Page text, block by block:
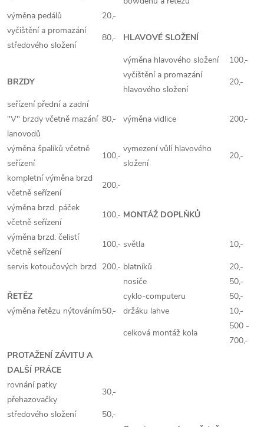
výměna pedálů
20,-
vyčištění a promazání
středového složení
80,-
HLAVOVÉ SLOŽENÍ
výměna hlavového složení
100,-
BRZDY
vyčištění a promazání
hlavového složení
20,-
seřízení přední a zadní
"V" brzdy včetně mazání
lanovodů
80,- výměna vidlice 200,-
výměna špalíků včetně
seřízení
100,-
vymezení vůlí hlavového
složení
20,-
kompletní výměna brzd
včetně seřízení
200,-
výměna brzd. páček
včetně seřízení
100,- MONTÁŽ DOPLŇKŮ
výměna brzd. čelistí
včetně seřízení
100,- světla
10,-
servis kotoučových brzd 200,- blatníků
20,-
nosiče
50,-
ŘETĚZ
cyklo-computeru
50,-
výměna řetězu nýtováním50,- držáku lahve
10,-
celková montáž kola
500 -
700,-
PROTAŽENÍ ZÁVITU A
DALŠÍ PRÁCE
rovnání patky
přehazovačky
30,-
středového složení
50,-